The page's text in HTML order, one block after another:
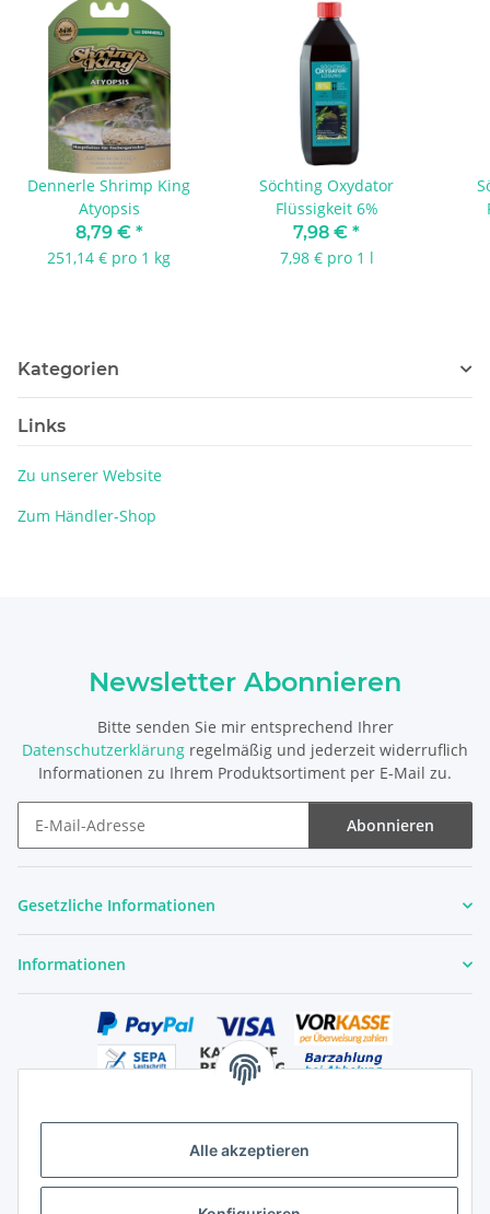
Alle akzeptieren
Dennerle Shrimp King
Atyopsis
8,79 € *
251,14 € pro 1 kg
Söchting Oxydator
Flüssigkeit 6%
7,98 € *
7,98 € pro 1 l
Kategorien
Links
Zu unserer Website
Zum Händler-Shop
Newsletter Abonnieren
Bitte senden Sie mir entsprechend Ihrer
Datenschutzerklärung regelmäßig und jederzeit widerruflich
Informationen zu Ihrem Produktsortiment per E-Mail zu.
Abonnieren
Gesetzliche Informationen
Informationen